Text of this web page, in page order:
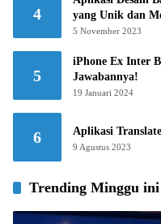
4
yang Unik dan
5 November 2023
5
iPhone Ex Inter
Jawabannya!
19 Januari 2024
6 Aplikasi
9 Agustus 2023
Trending Minggu ini